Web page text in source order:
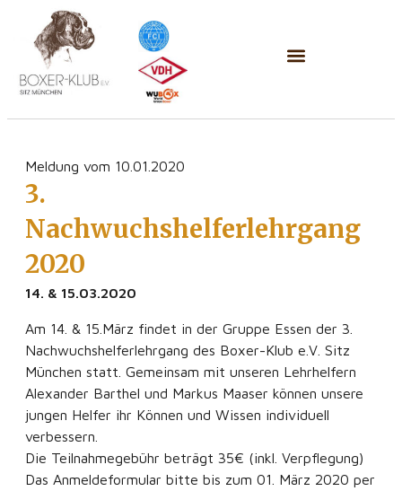
Meldung vom 10.01.2020
3.
Nachwuchshelferlehrgang
2020
14. & 15.03.2020
Am 14. & 15.März findet in der Gruppe Essen der 3.
Nachwuchshelferlehrgang des Boxer-Klub e.V. Sitz
München statt. Gemeinsam mit unseren Lehrhelfern
Alexander Barthel und Markus Maaser können unsere
jungen Helfer ihr Können und Wissen individuell
verbessern.
Die Teilnahmegebühr beträgt 35€ (inkl. Verpflegung)
Das Anmeldeformular bitte bis zum 01. März 2020 per